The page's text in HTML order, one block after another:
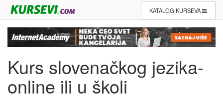
KATALOG KURSEVA
Kurs slovenačkog jezika-
online ili u školi